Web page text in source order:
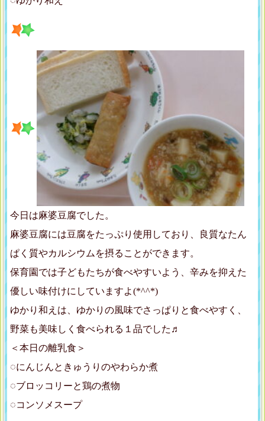
今日は麻婆豆腐でした。
麻婆豆腐には豆腐をたっぷり使用しており、良質なたん
ぱく質やカルシウムを摂ることができます。
保育園では子どもたちが食べやすいよう、辛みを抑えた
優しい味付けにしていますよ(*^^*)
ゆかり和えは、ゆかりの風味でさっぱりと食べやすく、
野菜も美味しく食べられる１品でした♬
＜本日の離乳食＞
◌にんじんときゅうりのやわらか煮
◌ブロッコリーと鶏の煮物
◌コンソメスープ